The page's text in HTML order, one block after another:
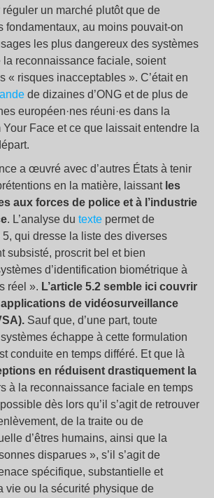
un marché plutôt que de
fondamentaux, au moins pouvait-on
les plus dangereux des systèmes
la reconnaissance faciale, soient
« risques inacceptables ». C’était en
de dizaines d’ONG et de plus de
européen·nes réuni·es dans la
Face et ce que laissait entendre la
a œuvré avec d’autres États à tenir
en la matière, laissant les
aux forces de police et à l’industrie
. L’analyse du texte permet de
5, qui dresse la liste des diverses
subsisté, proscrit bel et bien
d’identification biométrique à
réel ». L’article 5.2 semble ici couvrir
de vidéosurveillance
Sauf que, d’une part, toute
échappe à cette formulation
conduite en temps différé. Et que là
en réduisent drastiquement la
à la reconnaissance faciale en temps
dès lors qu’il s’agit de retrouver
de la traite ou de
d’êtres humains, ainsi que la
disparues », s’il s’agit de
spécifique, substantielle et
vie ou la sécurité physique de